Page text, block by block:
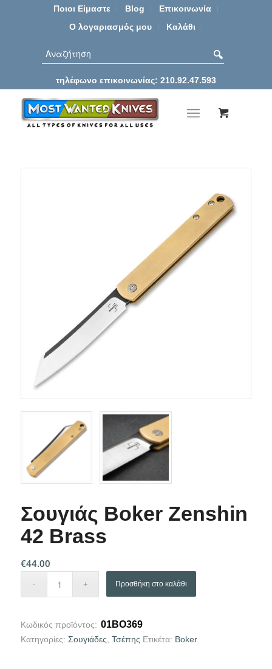
Ποιοι Είμαστε Blog
Επικοινωνία
Ο λογαριασμός μου
Καλάθι
τηλέφωνο επικοινωνίας: 210.92.47.593
Σουγιάς Boker Zenshin
42 Brass
€44.00
Προσθήκη στο καλάθι
Κωδικός προϊόντος: 01BO369
Κατηγορίες: Σουγιάδες, Τσέπης Ετικέτα: Boker